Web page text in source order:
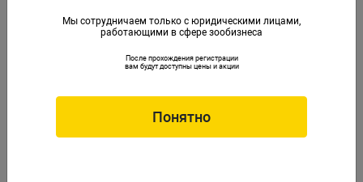
Фильтр внешний ATMAN AT-3338S для аквариума до 400 литров, 1500 л/ч, 18W
Мы сотрудничаем только с юридическими лицами,
работающими в сфере зообизнеса
После прохождения регистрации
вам будут доступны цены и акции
Понятно